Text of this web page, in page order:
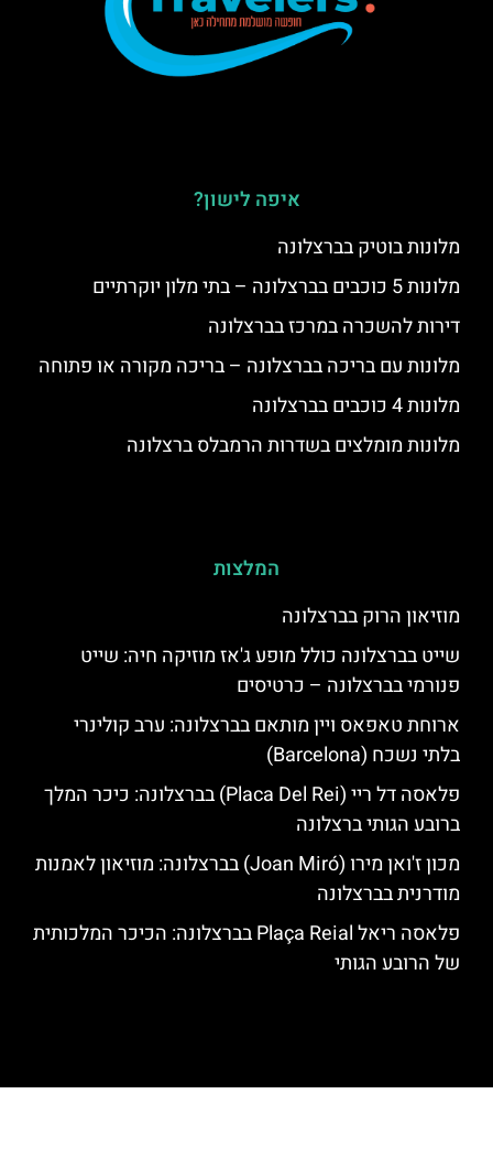
איפה לישון?
מלונות בוטיק בברצלונה
מלונות 5 כוכבים בברצלונה – בתי מלון יוקרתיים
דירות להשכרה במרכז בברצלונה
מלונות עם בריכה בברצלונה – בריכה מקורה או פתוחה
מלונות 4 כוכבים בברצלונה
מלונות מומלצים בשדרות הרמבלס ברצלונה
המלצות
מוזיאון הרוק בברצלונה
שייט בברצלונה כולל מופע ג'אז מוזיקה חיה: שייט
פנורמי בברצלונה – כרטיסים
ארוחת טאפאס ויין מותאם בברצלונה: ערב קולינרי
בלתי נשכח (Barcelona)
פלאסה דל ריי (Placa Del Rei) בברצלונה: כיכר המלך
ברובע הגותי ברצלונה
מכון ז'ואן מירו (Joan Miró) בברצלונה: מוזיאון לאמנות
מודרנית בברצלונה
פלאסה ריאל Plaça Reial בברצלונה: הכיכר המלכותית
של הרובע הגותי